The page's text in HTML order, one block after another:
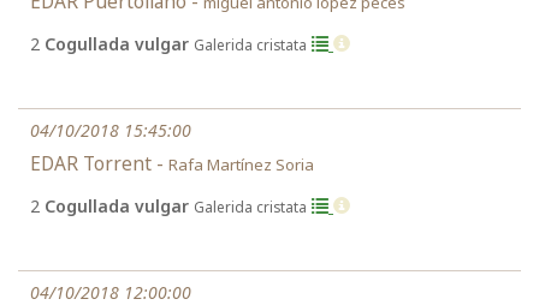
2 Cogullada vulgar Galerida cristata
04/10/2018 15:45:00
EDAR Torrent - Rafa Martínez Soria
2 Cogullada vulgar Galerida cristata
04/10/2018 12:00:00